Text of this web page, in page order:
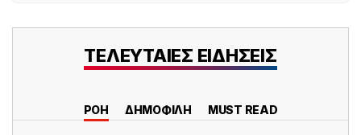
ΤΕΛΕΥΤΑΙΕΣ ΕΙΔΗΣΕΙΣ
ΡΟΗ ΔΗΜΟΦΙΛΗ MUST READ